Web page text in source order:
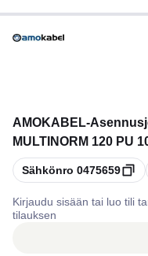
AMOKABEL-
MULTINORM 120 PU
Kopioi
Sähkönro 0475659
Kirjaudu sisään tai luo tili
tilauksen